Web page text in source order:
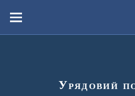
вмістуМеню
Урядовий